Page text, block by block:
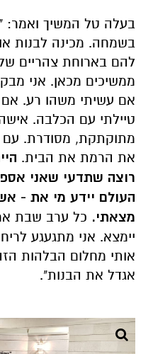
בשמחה. מכינה לבנות
להם בארוחת צהריים
ממשיכים מכאן. אני
אם עשיתי משהו רע. אם
טיילתי עם הכלבה.
מתוקתקת, מסודרת. עם
את הרמת את הבית.
רוצה שתדעי שאני
העולם יידע מי את -
מצאתי. כל ערב שבת
יימצא. אני מתגעגע
אותי מחלום הבלהות
אגדל את הבנות".